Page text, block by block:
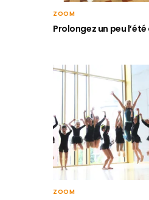
ZOOM
Prolongez un peu
ZOOM